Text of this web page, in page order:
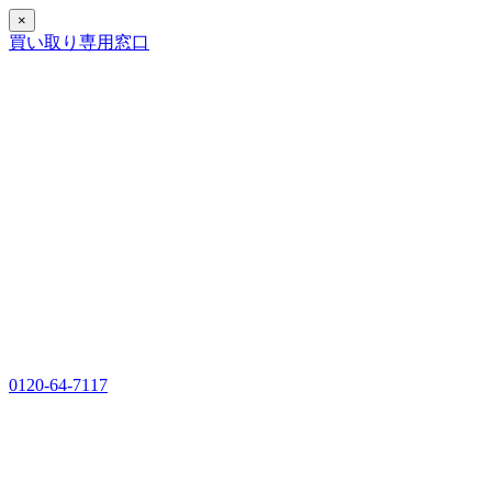
×
買い取り専用窓口
0120-64-7117